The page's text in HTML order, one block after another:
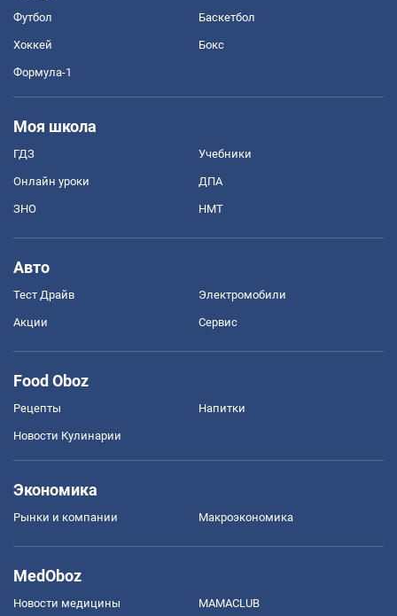
Футбол Баскетбол
Хоккей Бокс
Формула-1
Моя школа
ГДЗ Учебники
Онлайн уроки ДПА
ЗНО НМТ
Авто
Тест Драйв Электромобили
Акции Сервис
Food Oboz
Рецепты Напитки
Новости Кулинарии
Экономика
Рынки и компании Mакроэкономика
MedOboz
Новости медицины MAMACLUB